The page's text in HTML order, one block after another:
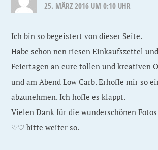
25. MÄRZ 2016 UM 0:10 UHR
Ich bin so begeistert von dieser Seite.
Habe schon nen riesen Einkaufszettel
Feiertagen an eure tollen und kreativen
und am Abend Low Carb. Erhoffe mir so
abzunehmen. Ich hoffe es klappt.
Vielen Dank für die wunderschönen
♡♡ bitte weiter so.